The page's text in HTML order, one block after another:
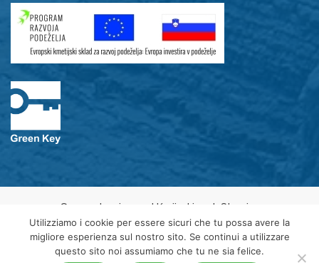
© 2021 Javni zavod Krajinski park Strunjan
Privacy Policy
Avviso sui cookie
Dichiarazione di accessibilità
Utilizziamo i cookie per essere sicuri che tu possa avere la
migliore esperienza sul nostro sito. Se continui a utilizzare
questo sito noi assumiamo che tu ne sia felice.